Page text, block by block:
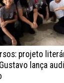
projeto
lança